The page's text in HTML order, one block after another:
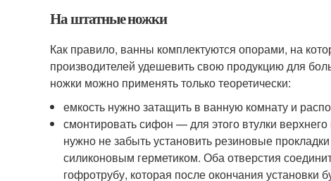
На штатные ножки
Как правило, ванны комплектуются опорами, на
производителей удешевить свою продукцию для
ножки можно применять только теоретически:
емкость нужно затащить в ванную комнату и
смонтировать сифон — для этого втулки
нужно не забыть установить резиновые
силиконовым герметиком. Оба отверстия
гофротрубу, которая после окончания установки